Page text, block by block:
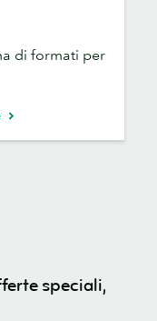
di formati per
speciali,